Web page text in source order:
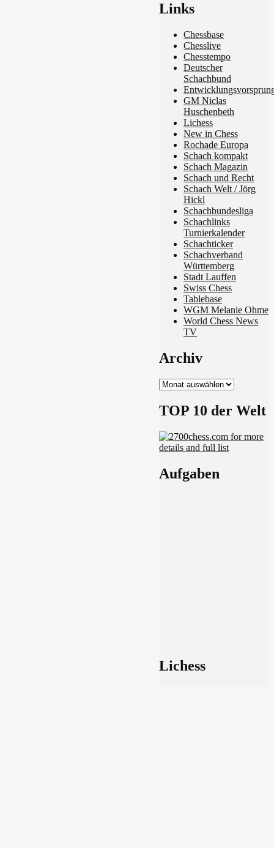
Links
Chessbase
Chesslive
Chesstempo
Deutscher
Schachbund
GM Niclas
Huschenbeth
Lichess
New in Chess
Rochade Europa
Schach kompakt
Schach Magazin
Schach und Recht
Schach Welt / Jörg
Hickl
Schachbundesliga
Schachlinks
Turnierkalender
Schachticker
Schachverband
Württemberg
Stadt Lauffen
Swiss Chess
Tablebase
WGM Melanie Ohme
World Chess News
TV
Archiv
Archiv
TOP 10 der Welt
Aufgaben
Lichess